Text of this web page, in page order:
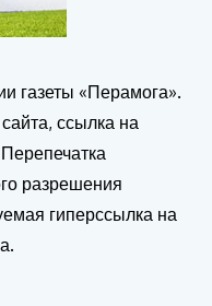
газеты «Перамога».
ссылка на
разрешения
гиперссылка на